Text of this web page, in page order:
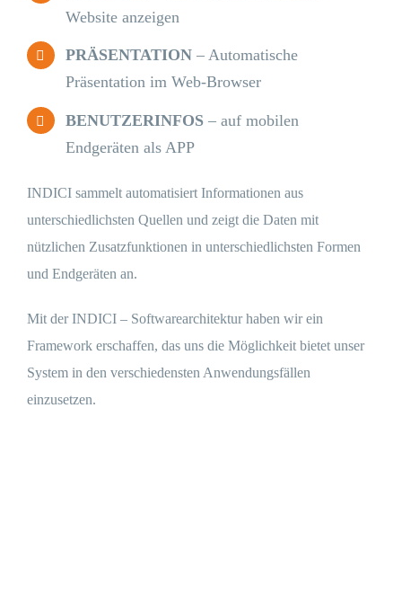
Website anzeigen
PRÄSENTATION – Automatische
Präsentation im Web-Browser
BENUTZERINFOS – auf mobilen
Endgeräten als APP
INDICI sammelt automatisiert Informationen aus
unterschiedlichsten Quellen und zeigt die Daten mit
nützlichen Zusatzfunktionen in unterschiedlichsten Formen
und Endgeräten an.
Mit der INDICI – Softwarearchitektur haben wir ein
Framework erschaffen, das uns die Möglichkeit bietet unser
System in den verschiedensten Anwendungsfällen
einzusetzen.